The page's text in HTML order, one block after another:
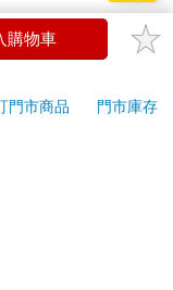
話要求您前往
當！
為全新狀態**
購物車
門市商品
門市庫存